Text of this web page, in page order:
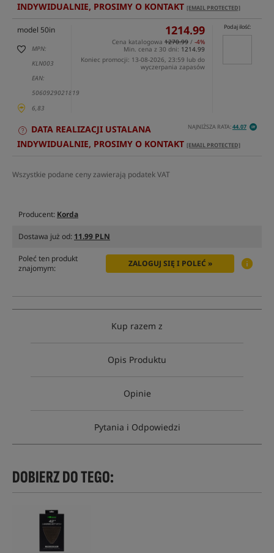
INDYWIDUALNIE, PROSIMY O KONTAKT [EMAIL PROTECTED]
model 50in
MPN:
KLN003
EAN:
5060929021819
6,83
1214.99
Cena katalogowa 1270.99 / -4%
Min. cena z 30 dni: 1214.99
Koniec promocji: 13-08-2026, 23:59 lub do
wyczerpania zapasów
Podaj ilość:
NAJNIŻSZA RATA:44.07
DATA REALIZACJI USTALANA
INDYWIDUALNIE, PROSIMY O KONTAKT [EMAIL PROTECTED]
Wszystkie podane ceny zawierają podatek VAT
Producent: Korda
Dostawa już od: 11.99 PLN
Poleć ten produkt
znajomym:
ZALOGUJ SIĘ I POLEĆ »
Kup razem z
Opis Produktu
Opinie
Pytania i Odpowiedzi
DOBIERZ DO TEGO: